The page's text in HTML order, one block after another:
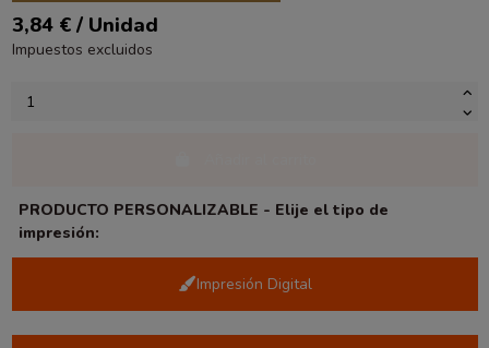
3,84 € / Unidad
Impuestos excluidos
PRODUCTO PERSONALIZABLE - Elije el tipo de
impresión:
Impresión Digital